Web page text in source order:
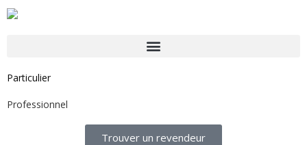
Particulier
Professionnel
Trouver un revendeur